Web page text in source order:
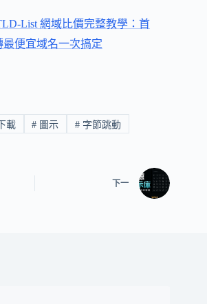
List 網域比價完整教學：首
便宜域名一次搞定
載 # 圖示 # 字節跳動
下一